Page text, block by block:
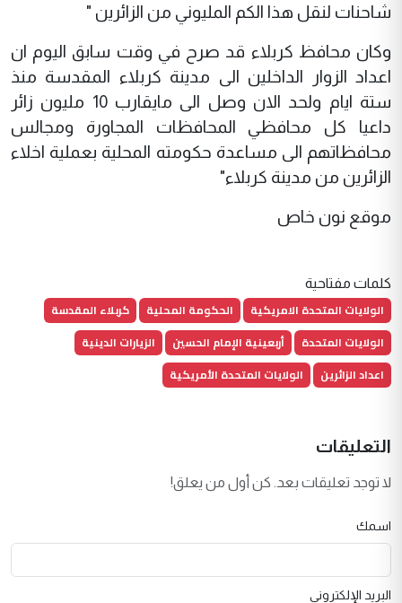
شاحنات لنقل هذا الكم المليوني من الزائرين "
وكان محافظ كربلاء قد صرح في وقت سابق اليوم ان
اعداد الزوار الداخلين الى مدينة كربلاء المقدسة منذ
ستة ايام ولحد الان وصل الى مايقارب 10 مليون زائر
داعيا كل محافظي المحافظات المجاورة ومجالس
محافظاتهم الى مساعدة حكومته المحلية بعملية اخلاء
الزائرين من مدينة كربلاء"
موقع نون خاص
كلمات مفتاحية
الولايات المتحدة الامريكية الحكومة المحلية
كربلاء المقدسة
الولايات المتحدة
أربعينية الإمام الحسين
الزيارات الدينية
اعداد الزائرين
الولايات المتحدة الأمريكية
التعليقات
لا توجد تعليقات بعد. كن أول من يعلق!
اسمك
البريد الإلكتروني